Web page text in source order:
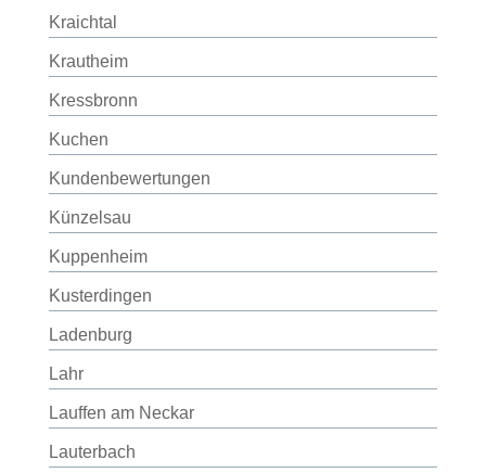
Kraichtal
Krautheim
Kressbronn
Kuchen
Kundenbewertungen
Künzelsau
Kuppenheim
Kusterdingen
Ladenburg
Lahr
Lauffen am Neckar
Lauterbach